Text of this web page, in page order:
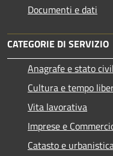
Documenti e dati
CATEGORIE DI SERVIZIO
Anagrafe e stato
Cultura e tempo
Vita lavorativa
Imprese e
Catasto e